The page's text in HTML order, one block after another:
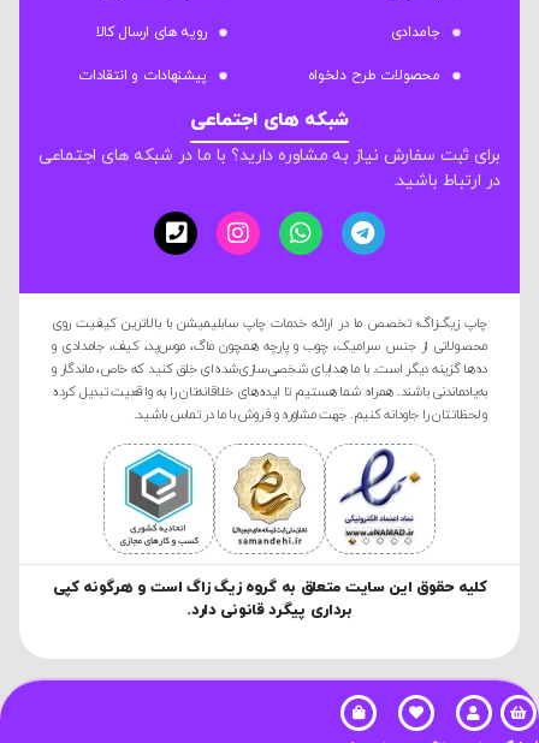
جامدادی
محصولات طرح دلخواه
رویه های ارسال کالا
پیشنهادات و انتقادات
شبکه های اجتماعی
برای ثبت سفارش نیاز به مشاوره دارید؟ با ما در شبکه های اجتماعی
در ارتباط باشید.
چاپ زیگ‌زاگ؛ تخصص ما در ارائه خدمات چاپ سابلیمیشن با بالاترین کیفیت روی
محصولاتی از جنس سرامیک، چوب و پارچه همچون ماگ، موس‌پد، کیف، جامدادی و
ده‌ها گزینه دیگر است. با ما هدایای شخصی‌سازی‌شده‌ای خلق کنید که خاص، ماندگار و
به‌یادماندنی باشند. همراه شما هستیم تا ایده‌های خلاقانه‌تان را به واقعیت تبدیل کرده
و لحظاتتان را جاودانه کنیم. جهت مشاوره و فروش با ما در تماس باشید.
کليه حقوق این سایت متعلق به گروه زیگ زاگ است و هرگونه کپی
برداری پیگرد قانونی دارد.